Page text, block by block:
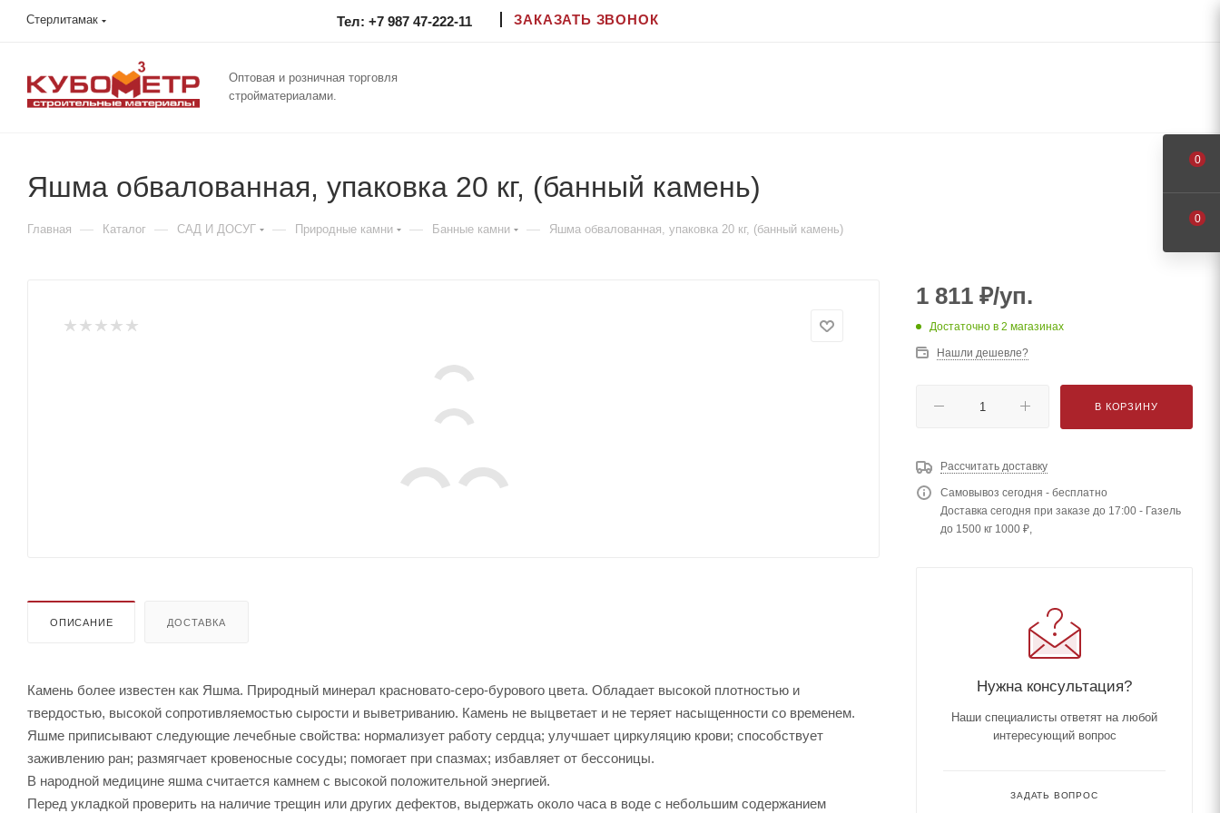
Стерлитамак Тел: +7 987 47-222-11 ЗАКАЗАТЬ ЗВОНОК
Оптовая и розничная торговля
стройматериалами.
Яшма обвалованная, упаковка 20 кг, (банный камень)
Главная — Каталог — САД И ДОСУГ — Природные камни — Банные камни — Яшма обвалованная, упаковка 20 кг, (банный камень)
ОПИСАНИЕ ДОСТАВКА
Камень более известен как Яшма. Природный минерал красновато-серо-бурового цвета. Обладает высокой плотностью и
твердостью, высокой сопротивляемостью сырости и выветриванию. Камень не выцветает и не теряет насыщенности со временем.
Яшме приписывают следующие лечебные свойства: нормализует работу сердца; улучшает циркуляцию крови; способствует
заживлению ран; размягчает кровеносные сосуды; помогает при спазмах; избавляет от бессоницы.
В народной медицине яшма считается камнем с высокой положительной энергией.
Перед укладкой проверить на наличие трещин или других дефектов, выдержать около часа в воде с небольшим содержанием
1 811 ₽/уп.
Достаточно в 2 магазинах
Нашли дешевле?
В КОРЗИНУ
Рассчитать доставку
Самовывоз сегодня - бесплатно
Доставка сегодня при заказе до 17:00 - Газель
до 1500 кг 1000 ₽,
Нужна консультация?
Наши специалисты ответят на любой
интересующий вопрос
ЗАДАТЬ ВОПРОС
0
0